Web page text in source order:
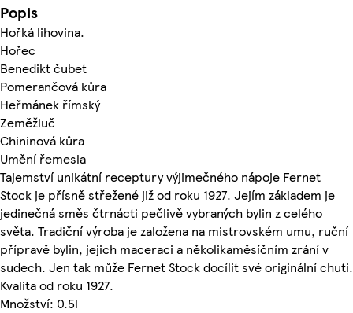
Popis
Hořká lihovina.
Hořec
Benedikt čubet
Pomerančová kůra
Heřmánek římský
Zeměžluč
Chininová kůra
Umění řemesla
Tajemství unikátní receptury výjimečného nápoje Fernet
Stock je přísně střežené již od roku 1927. Jejím základem je
jedinečná směs čtrnácti pečlivě vybraných bylin z celého
světa. Tradiční výroba je založena na mistrovském umu, ruční
přípravě bylin, jejich maceraci a několikaměsíčním zrání v
sudech. Jen tak může Fernet Stock docílit své originální chuti.
Kvalita od roku 1927.
Množství: 0.5l